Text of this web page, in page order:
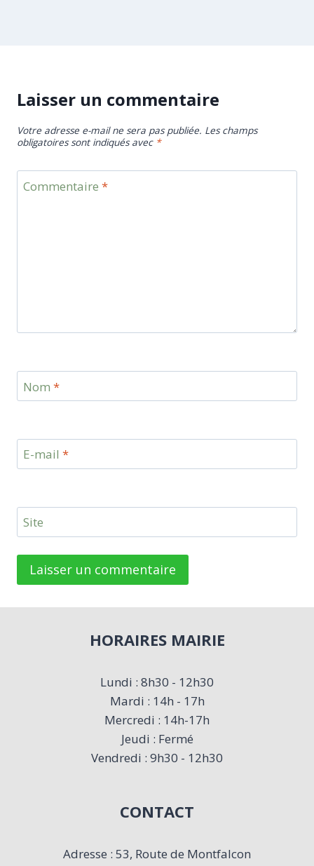
Laisser un commentaire
Votre adresse e-mail ne sera pas publiée. Les champs
obligatoires sont indiqués avec *
Commentaire *
Nom *
E-mail *
Site
HORAIRES MAIRIE
Lundi : 8h30 - 12h30
Mardi : 14h - 17h
Mercredi : 14h-17h
Jeudi : Fermé
Vendredi : 9h30 - 12h30
CONTACT
Adresse : 53, Route de Montfalcon